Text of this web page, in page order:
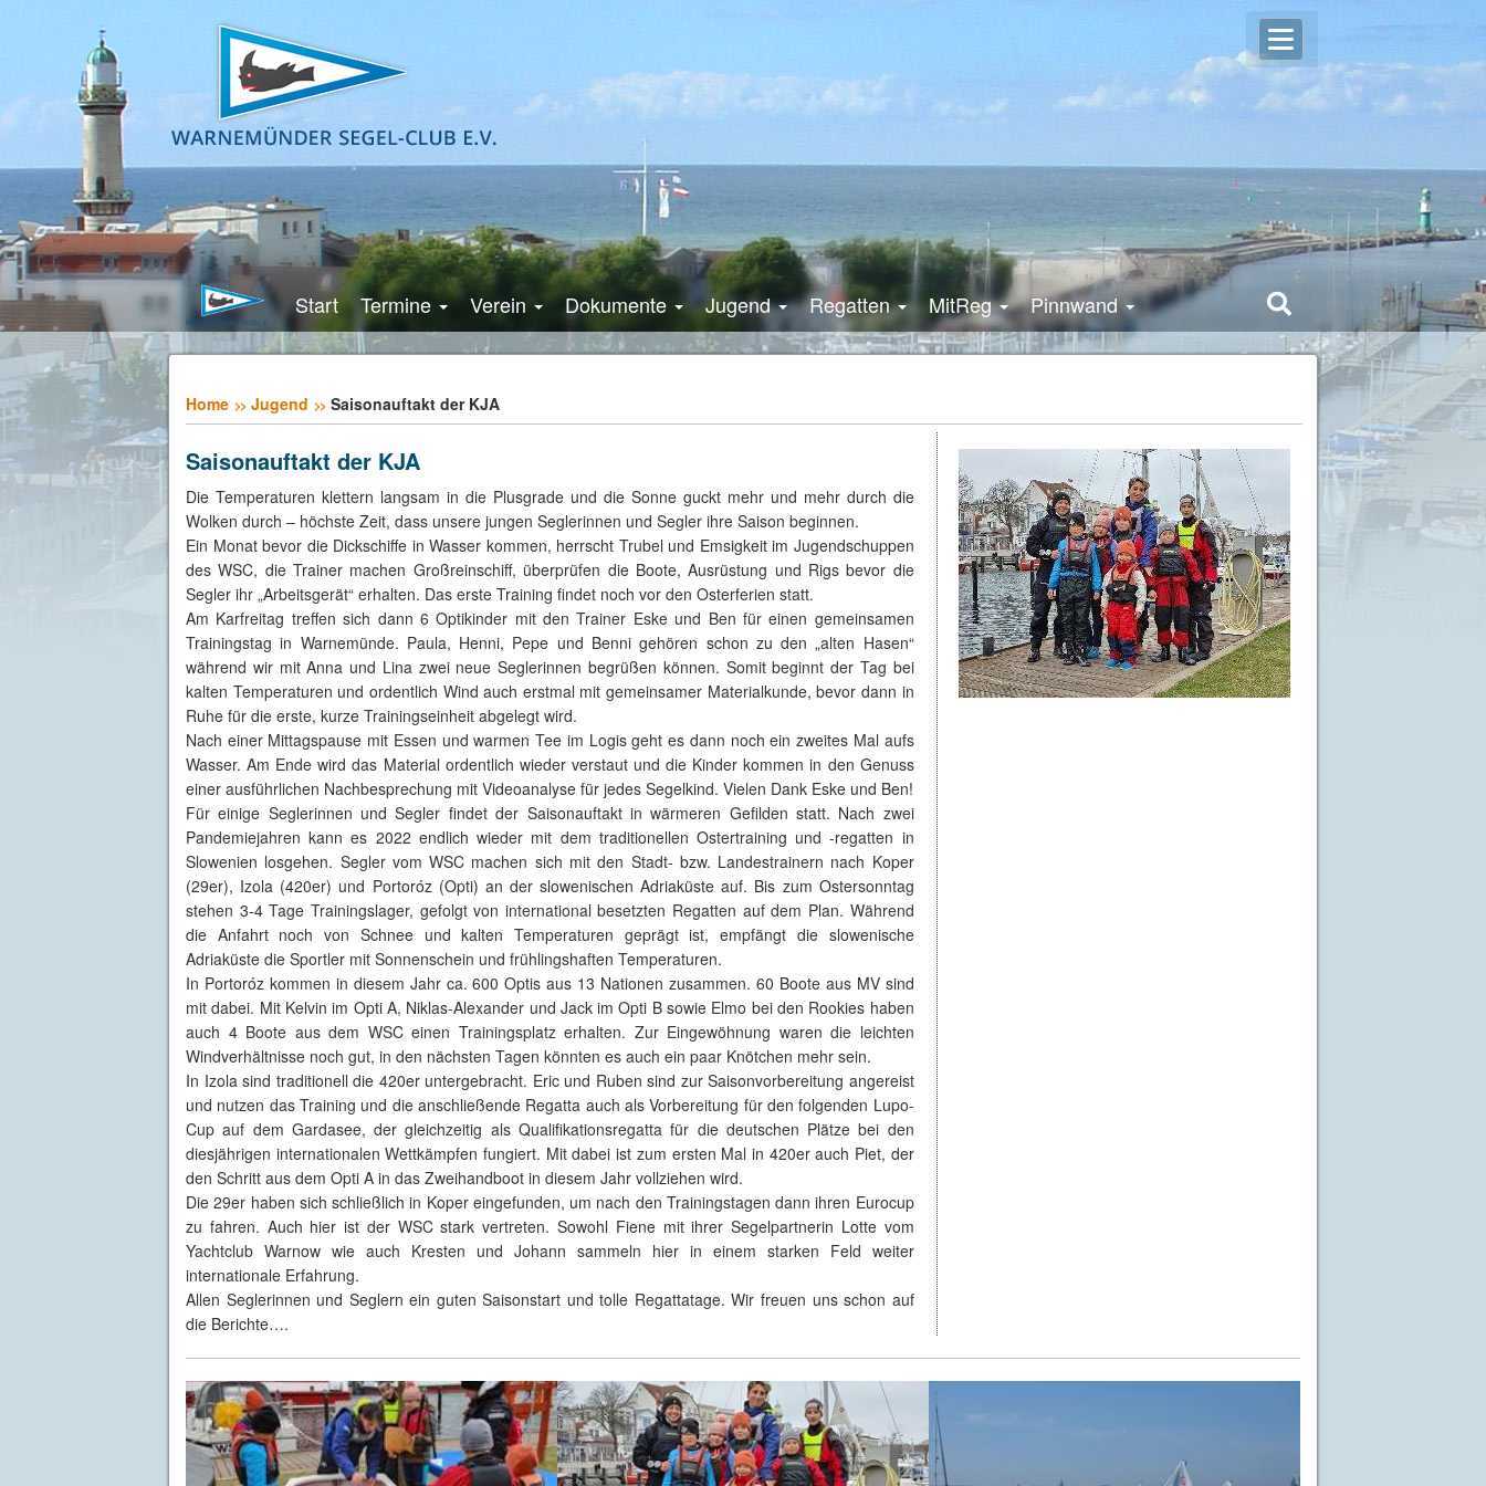
Open
user
settings
Start Termine Verein Dokumente Jugend Regatten MitReg Pinnwand
Home Jugend Saisonauftakt der KJA
Saisonauftakt der KJA
Die Temperaturen klettern langsam in die Plusgrade und die Sonne guckt mehr und mehr durch die
Wolken durch – höchste Zeit, dass unsere jungen Seglerinnen und Segler ihre Saison beginnen.
Ein Monat bevor die Dickschiffe in Wasser kommen, herrscht Trubel und Emsigkeit im Jugendschuppen
des WSC, die Trainer machen Großreinschiff, überprüfen die Boote, Ausrüstung und Rigs bevor die
Segler ihr „Arbeitsgerät“ erhalten. Das erste Training findet noch vor den Osterferien statt.
Am Karfreitag treffen sich dann 6 Optikinder mit den Trainer Eske und Ben für einen gemeinsamen
Trainingstag in Warnemünde. Paula, Henni, Pepe und Benni gehören schon zu den „alten Hasen“
während wir mit Anna und Lina zwei neue Seglerinnen begrüßen können. Somit beginnt der Tag bei
kalten Temperaturen und ordentlich Wind auch erstmal mit gemeinsamer Materialkunde, bevor dann in
Ruhe für die erste, kurze Trainingseinheit abgelegt wird.
Nach einer Mittagspause mit Essen und warmen Tee im Logis geht es dann noch ein zweites Mal aufs
Wasser. Am Ende wird das Material ordentlich wieder verstaut und die Kinder kommen in den Genuss
einer ausführlichen Nachbesprechung mit Videoanalyse für jedes Segelkind. Vielen Dank Eske und Ben!
Für einige Seglerinnen und Segler findet der Saisonauftakt in wärmeren Gefilden statt. Nach zwei
Pandemiejahren kann es 2022 endlich wieder mit dem traditionellen Ostertraining und -regatten in
Slowenien losgehen. Segler vom WSC machen sich mit den Stadt- bzw. Landestrainern nach Koper
(29er), Izola (420er) und Portoróz (Opti) an der slowenischen Adriaküste auf. Bis zum Ostersonntag
stehen 3-4 Tage Trainingslager, gefolgt von international besetzten Regatten auf dem Plan. Während
die Anfahrt noch von Schnee und kalten Temperaturen geprägt ist, empfängt die slowenische
Adriaküste die Sportler mit Sonnenschein und frühlingshaften Temperaturen.
In Portoróz kommen in diesem Jahr ca. 600 Optis aus 13 Nationen zusammen. 60 Boote aus MV sind
mit dabei. Mit Kelvin im Opti A, Niklas-Alexander und Jack im Opti B sowie Elmo bei den Rookies haben
auch 4 Boote aus dem WSC einen Trainingsplatz erhalten. Zur Eingewöhnung waren die leichten
Windverhältnisse noch gut, in den nächsten Tagen könnten es auch ein paar Knötchen mehr sein.
In Izola sind traditionell die 420er untergebracht. Eric und Ruben sind zur Saisonvorbereitung angereist
und nutzen das Training und die anschließende Regatta auch als Vorbereitung für den folgenden Lupo-
Cup auf dem Gardasee, der gleichzeitig als Qualifikationsregatta für die deutschen Plätze bei den
diesjährigen internationalen Wettkämpfen fungiert. Mit dabei ist zum ersten Mal in 420er auch Piet, der
den Schritt aus dem Opti A in das Zweihandboot in diesem Jahr vollziehen wird.
Die 29er haben sich schließlich in Koper eingefunden, um nach den Trainingstagen dann ihren Eurocup
zu fahren. Auch hier ist der WSC stark vertreten. Sowohl Fiene mit ihrer Segelpartnerin Lotte vom
Yachtclub Warnow wie auch Kresten und Johann sammeln hier in einem starken Feld weiter
internationale Erfahrung.
Allen Seglerinnen und Seglern ein guten Saisonstart und tolle Regattatage. Wir freuen uns schon auf
die Berichte….